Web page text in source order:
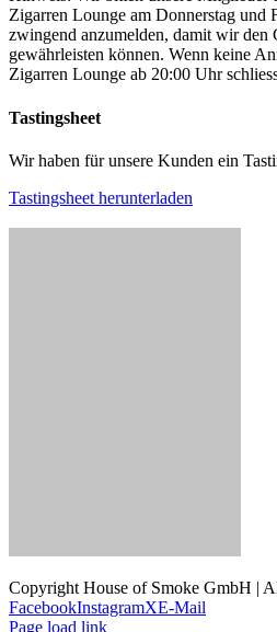
Zigarren Lounge am Donnerstag und
zwingend anzumelden, damit wir den
gewährleisten können. Wenn keine
Zigarren Lounge ab 20:00 Uhr
Tastingsheet
Wir haben für unsere Kunden ein
Tastingsheet herunterladen
Copyright House of Smoke GmbH |
FacebookInstagramXE-Mail
Page load link